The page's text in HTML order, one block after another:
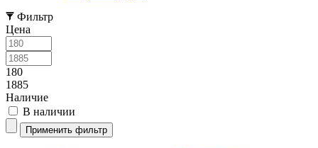
Фильтр
Цена
180
1885
Наличие
В наличии